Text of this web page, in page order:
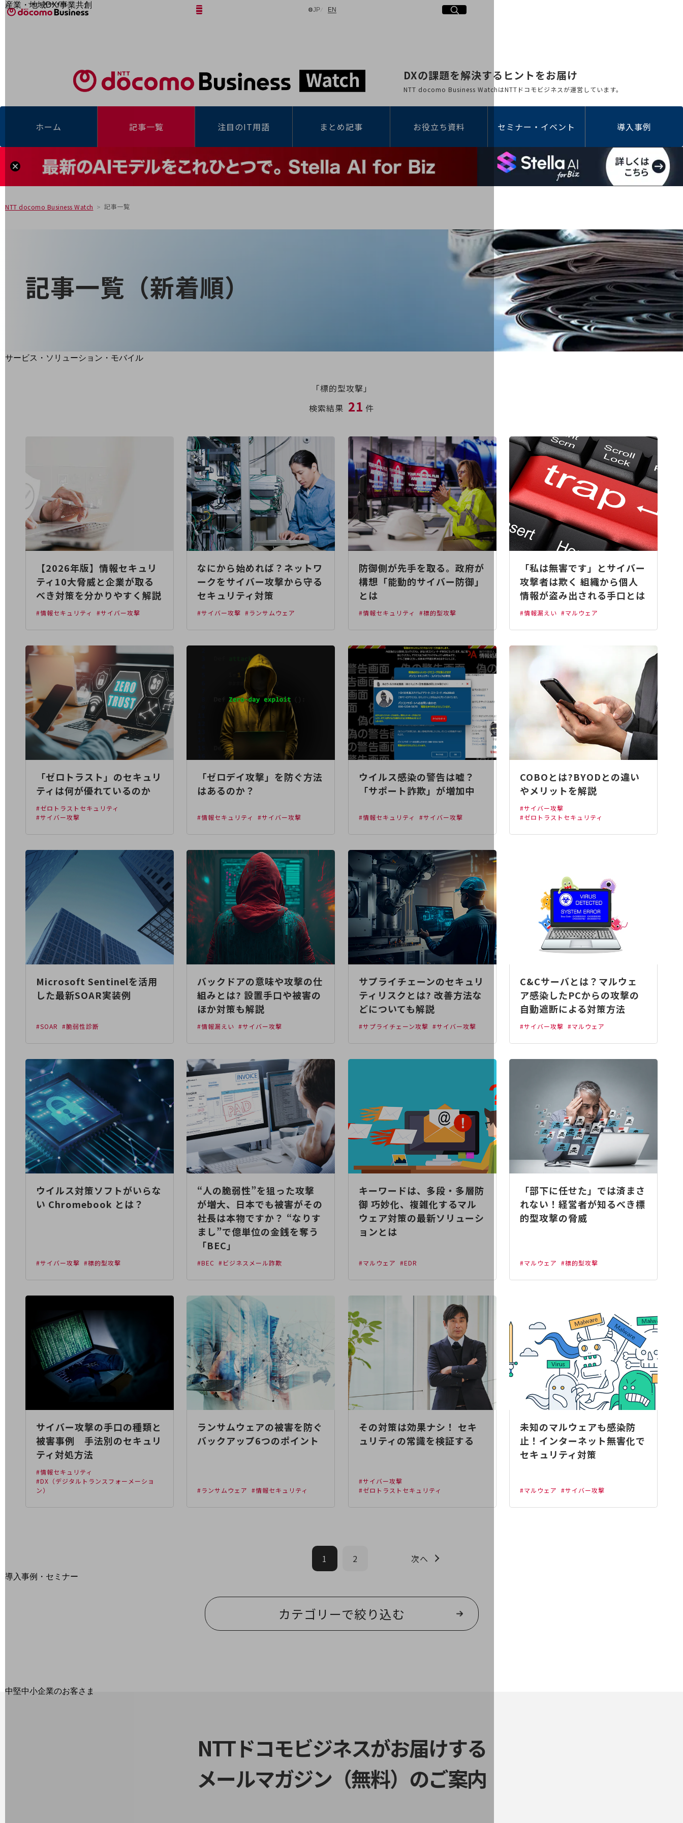
産業・地域DX/事業共創
OPEN HUB for Plural Futures
プレイヤー(カタリスト/パートナー企業)
企業と地域が持続成長する社会を目指します
Smart Education
Smart Industry
Smart Mobility
地域の取り組み
地域経済のさらなる活性化に取り組みます
サービス・ソリューション・モバイル
セキュリティ
データ利活用
コミュニケーション・情報共有
マーケティング
業務効率化
災害対策
職場環境整備
地域共創・地方創生
セキュリティ対策
顧客体験（CX）改善
人材不足解消
業種・業態で探す
業種・業態で探すTOP
自治体
一次産業
モビリティ
製造・建設業
キーワードで探す
モバイルTOP
法人向けスマホ・携帯に関する、
おすすめの機種、料金やサービスをご紹介
製品TOP
ビジネス向けスマートフォン
タフネススマートフォン
データ通信製品
ドコモケータイ
通信モジュール製品
ドコモBiz データ無制限 ドコモ MAX ドコモ mini ドコモBiz かけ放題
ケータイプラン
データプラス
IoT向け回線料金
home5Gプラン
モバイルサービス
セキュリティ
運用保守・故障紛失サポート
回線・ネットワーク
導入事例・セミナー
中堅中小企業のお客さま
JP日本語
EN
サイト内検索
開く
メニュー
開く
フリーワードでNTTドコモビジネスの
検索する DXの課題を解決するヒントをお届け
NTT docomo Business WatchはNTTドコモビジネスが運営しています。
ホーム 記事一覧 注目のIT用語 まとめ記事 お役立ち資料 セミナー・イベント 導入事例
NTT docomo Business Watch 記事一覧
記事一覧（新着順）
「標的型攻撃」
検索結果 21 件
【2026年版】情報セキュリ
ティ10大脅威と企業が取る
べき対策を分かりやすく解説
#情報セキュリティ #サイバー攻撃
なにから始めれば？ネットワ
ークをサイバー攻撃から守る
セキュリティ対策
#サイバー攻撃 #ランサムウェア
防御側が先手を取る。政府が
構想「能動的サイバー防御」
とは
#情報セキュリティ #標的型攻撃
「私は無害です」とサイバー
攻撃者は欺く 組織から個人
情報が盗み出される手口とは
#情報漏えい #マルウェア
「ゼロトラスト」のセキュリ
ティは何が優れているのか
#ゼロトラストセキュリティ
#サイバー攻撃
「ゼロデイ攻撃」を防ぐ方法
はあるのか？
#情報セキュリティ #サイバー攻撃
ウイルス感染の警告は嘘？
「サポート詐欺」が増加中
#情報セキュリティ #サイバー攻撃
COBOとは?BYODとの違い
やメリットを解説
#サイバー攻撃
#ゼロトラストセキュリティ
Microsoft Sentinelを活用
した最新SOAR実装例
#SOAR #脆弱性診断
バックドアの意味や攻撃の仕
組みとは? 設置手口や被害の
ほか対策も解説
#情報漏えい #サイバー攻撃
サプライチェーンのセキュリ
ティリスクとは? 改善方法な
どについても解説
#サプライチェーン攻撃 #サイバー攻撃
C&Cサーバとは？マルウェ
ア感染したPCからの攻撃の
自動遮断による対策方法
#サイバー攻撃 #マルウェア
ウイルス対策ソフトがいらな
い Chromebook とは？
#サイバー攻撃 #標的型攻撃
“人の脆弱性”を狙った攻撃
が増大、日本でも被害がその
社長は本物ですか？ “なりす
まし”で億単位の金銭を奪う
「BEC」
#BEC #ビジネスメール詐欺
キーワードは、多段・多層防
御 巧妙化、複雑化するマル
ウェア対策の最新ソリューシ
ョンとは
#マルウェア #EDR
「部下に任せた」では済まさ
れない！経営者が知るべき標
的型攻撃の脅威
#マルウェア #標的型攻撃
サイバー攻撃の手口の種類と
被害事例 手法別のセキュリ
ティ対処方法
#情報セキュリティ
#DX（デジタルトランスフォーメーショ
ン）
ランサムウェアの被害を防ぐ
バックアップ6つのポイント
#ランサムウェア #情報セキュリティ
その対策は効果ナシ！ セキ
ュリティの常識を検証する
#サイバー攻撃
#ゼロトラストセキュリティ
未知のマルウェアも感染防
止！インターネット無害化で
セキュリティ対策
#マルウェア #サイバー攻撃
1 2 次へ
カテゴリーで絞り込む
NTTドコモビジネスがお届けする
メールマガジン（無料）のご案内